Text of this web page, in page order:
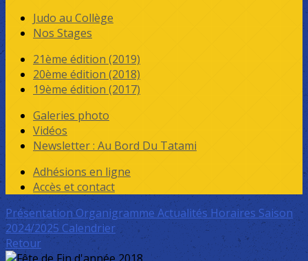
Judo au Collège
Nos Stages
21ème édition (2019)
20ème édition (2018)
19ème édition (2017)
Galeries photo
Vidéos
Newsletter : Au Bord Du Tatami
Adhésions en ligne
Accès et contact
PrésentationOrganigrammeActualités Horaires Saison
2024/2025 Calendrier
Retour